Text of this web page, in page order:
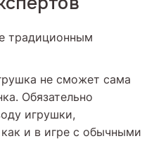
традиционным
не сможет сама
Обязательно
игрушки,
и в игре с обычными